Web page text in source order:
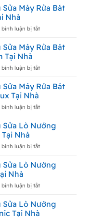
Siemens
Tại
Vụ
Sửa
Rửa
Hafele
Tại
Sửa Máy Rửa Bát
Nhà
bình luận bị tắtở
Vụ
Sửa
Rửa
Beko
Tại
Sửa Máy Rửa Bát
Tại Nhà
bình luận bị tắtở
Vụ
Sửa
Rửa
Eurosun
Tại
Sửa Máy Rửa Bát
Tại Nhà
bình luận bị tắtở
Vụ
Sửa
Rửa
Electrolux
Tại
Sửa Lò Nướng
Nhà
bình luận bị tắtở
Vụ
Sửa
Nướng
Tại
Nhà
Sửa Lò Nướng
Nhà
bình luận bị tắtở
Vụ
Sửa
Sửa Lò Nướng
Tại Nhà